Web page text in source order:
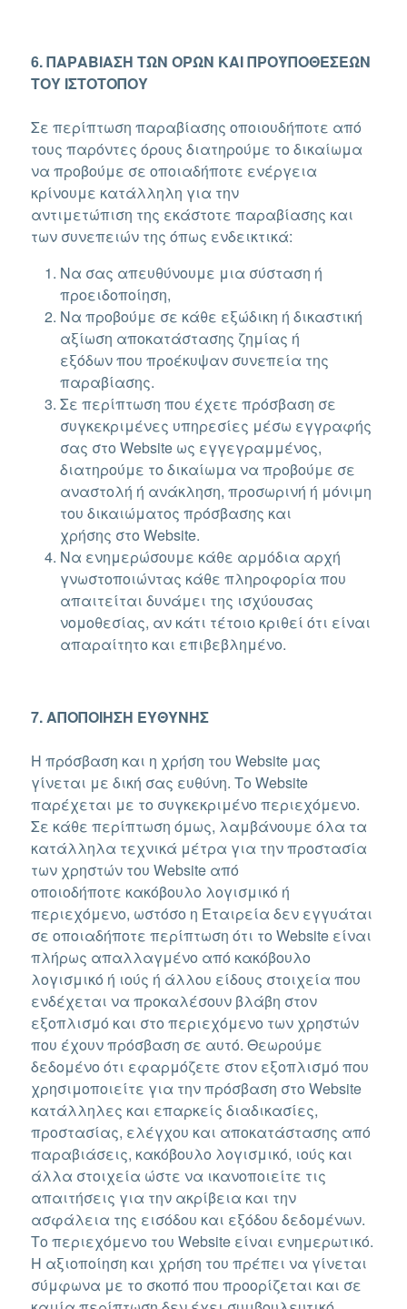
6. ΠΑΡΑΒΙΑΣΗ ΤΩΝ ΟΡΩΝ ΚΑΙ ΠΡΟΫΠΟΘΕΣΕΩΝ
ΤΟΥ ΙΣΤΟΤΟΠΟΥ
Σε περίπτωση παραβίασης οποιουδήποτε από
τους παρόντες όρους διατηρούμε το δικαίωμα
να προβούμε σε οποιαδήποτε ενέργεια
κρίνουμε κατάλληλη για την
αντιμετώπιση της εκάστοτε παραβίασης και
των συνεπειών της όπως ενδεικτικά:
Να σας απευθύνουμε μια σύσταση ή
προειδοποίηση,
Να προβούμε σε κάθε εξώδικη ή δικαστική
αξίωση αποκατάστασης ζημίας ή
εξόδων που προέκυψαν συνεπεία της
παραβίασης.
Σε περίπτωση που έχετε πρόσβαση σε
συγκεκριμένες υπηρεσίες μέσω εγγραφής
σας στο Website ως εγγεγραμμένος,
διατηρούμε το δικαίωμα να προβούμε σε
αναστολή ή ανάκληση, προσωρινή ή μόνιμη
του δικαιώματος πρόσβασης και
χρήσης στο Website.
Να ενημερώσουμε κάθε αρμόδια αρχή
γνωστοποιώντας κάθε πληροφορία που
απαιτείται δυνάμει της ισχύουσας
νομοθεσίας, αν κάτι τέτοιο κριθεί ότι είναι
απαραίτητο και επιβεβλημένο.
7. ΑΠΟΠΟΙΗΣΗ ΕΥΘΥΝΗΣ
Η πρόσβαση και η χρήση του Website μας
γίνεται με δική σας ευθύνη. Το Website
παρέχεται με το συγκεκριμένο περιεχόμενο.
Σε κάθε περίπτωση όμως, λαμβάνουμε όλα τα
κατάλληλα τεχνικά μέτρα για την προστασία
των χρηστών του Website από
οποιοδήποτε κακόβουλο λογισμικό ή
περιεχόμενο, ωστόσο η Εταιρεία δεν εγγυάται
σε οποιαδήποτε περίπτωση ότι το Website είναι
πλήρως απαλλαγμένο από κακόβουλο
λογισμικό ή ιούς ή άλλου είδους στοιχεία που
ενδέχεται να προκαλέσουν βλάβη στον
εξοπλισμό και στο περιεχόμενο των χρηστών
που έχουν πρόσβαση σε αυτό. Θεωρούμε
δεδομένο ότι εφαρμόζετε στον εξοπλισμό που
χρησιμοποιείτε για την πρόσβαση στο Website
κατάλληλες και επαρκείς διαδικασίες,
προστασίας, ελέγχου και αποκατάστασης από
παραβιάσεις, κακόβουλο λογισμικό, ιούς και
άλλα στοιχεία ώστε να ικανοποιείτε τις
απαιτήσεις για την ακρίβεια και την
ασφάλεια της εισόδου και εξόδου δεδομένων.
Το περιεχόμενο του Website είναι ενημερωτικό.
Η αξιοποίηση και χρήση του πρέπει να γίνεται
σύμφωνα με το σκοπό που προορίζεται και σε